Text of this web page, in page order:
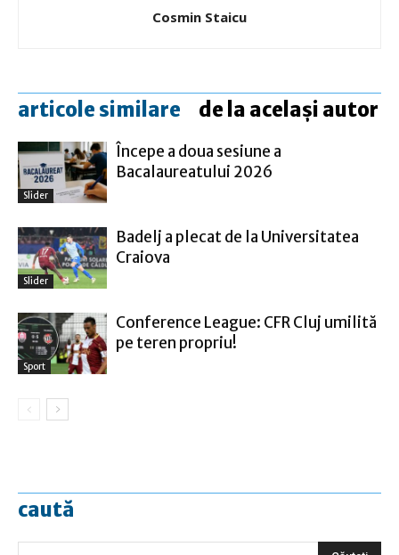
Cosmin Staicu
articole similare de la același autor
Slider
Începe a doua sesiune a
Bacalaureatului 2026
Slider
Badelj a plecat de la Universitatea
Craiova
Sport
Conference League: CFR Cluj umilită
pe teren propriu!
caută